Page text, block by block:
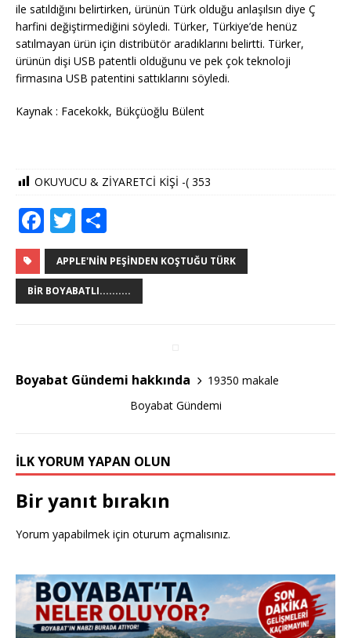
ile satıldığını belirtirken, ürünün Türk olduğu anlaşılsın diye Ç
harfini değiştirmediğini söyledi. Türker, Türkiye’de henüz
satılmayan ürün için distribütör aradıklarını belirtti. Türker,
ürünün dişi USB patentli olduğunu ve pek çok teknoloji
firmasına USB patentini sattıklarını söyledi.
Kaynak : Facekokk, Bükçüoğlu Bülent
OKUYUCU & ZİYARETCİ KİŞİ -( 353
F
a
c
e
o
k
T
w
it
te
h
ar
e
APPLE'NIN PEŞINDEN KOŞTUĞU TÜRK
BIR BOYABATLI..........
Boyabat Gündemi hakkında
19350 makale
Boyabat Gündemi
İLK YORUM YAPAN OLUN
Bir yanıt bırakın
Yorum yapabilmek için oturum açmalısınız.